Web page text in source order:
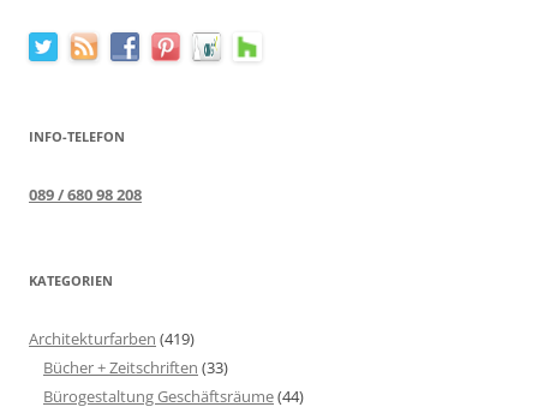
INFO-TELEFON
089 / 680 98 208
KATEGORIEN
Architekturfarben (419)
Bücher + Zeitschriften (33)
Bürogestaltung Geschäftsräume(44)